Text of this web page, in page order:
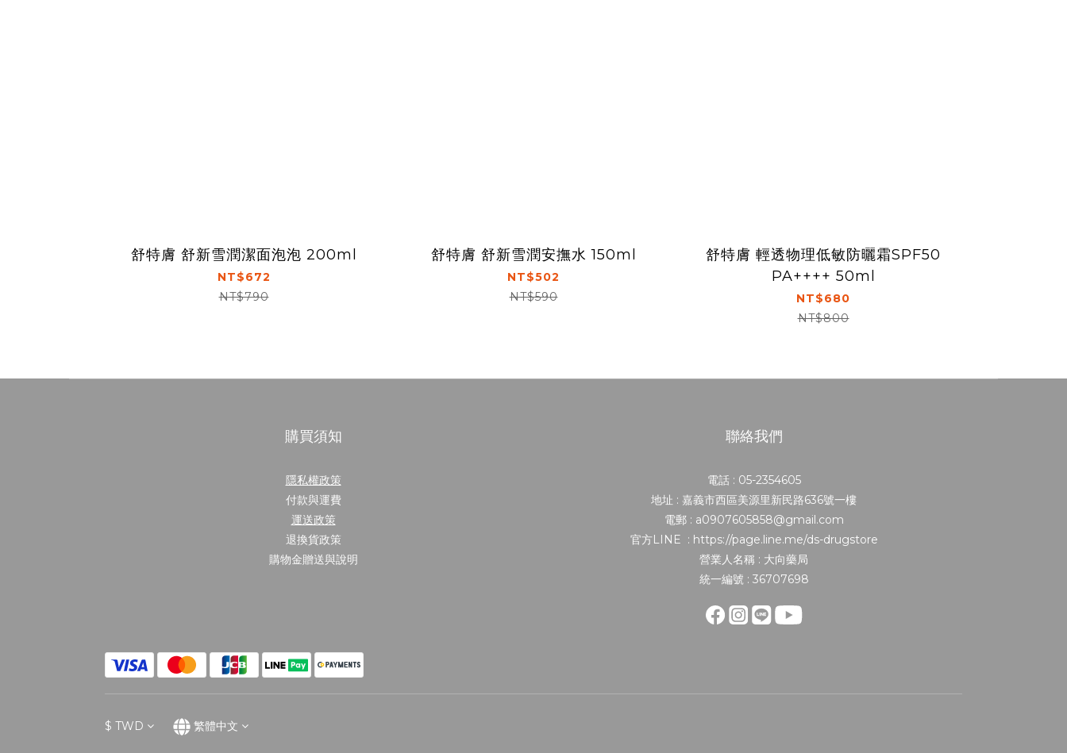
舒特膚 舒新雪潤潔面泡泡 200ml
NT$672
NT$790
舒特膚 舒新雪潤安撫水 150ml
NT$502
NT$590
舒特膚 輕透物理低敏防曬霜SPF50
PA++++ 50ml
NT$680
NT$800
購買須知
隱私權政策
付款與運費
運送政策
退換貨政策
購物金贈送與說明
聯絡我們
電話 : 05-2354605
地址 : 嘉義市西區美源里新民路636號一樓
電郵 : a0907605858@gmail.com
官方LINE : https://page.line.me/ds-drugstore
營業人名稱 : 大向藥局
統一編號 : 36707698
$ TWD 繁體中文